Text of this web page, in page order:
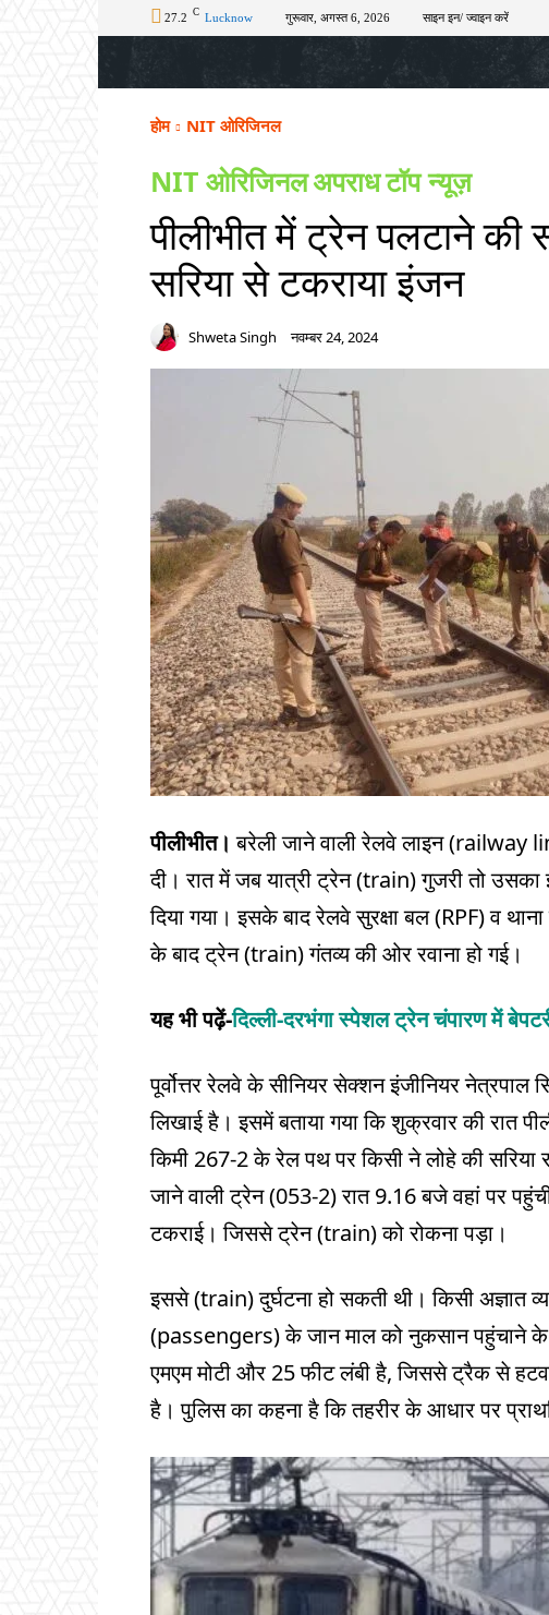
27.2 C Lucknow गुरूवार, अगस्त 6, 2026 साइन इन/ ज्वाइन करें
अपराध चुनाव खेल
होम NIT ओरिजिनल
NIT ओरिजिनलअपराधटॉप न्यूज़
पीलीभीत में ट्रेन पलटाने
सरिया से टकराया इंजन
Shweta Singh नवम्बर 24, 2024
पीलीभीत। बरेली जाने वाली रेलवे लाइन (railway
दी। रात में जब यात्री ट्रेन (train) गुजरी तो
दिया गया। इसके बाद रेलवे सुरक्षा बल (RPF) व
के बाद ट्रेन (train) गंतव्य की ओर रवाना हो गई।
यह भी पढ़ें-दिल्ली-दरभंगा स्पेशल ट्रेन चंपारण में
पूर्वोत्तर रेलवे के सीनियर सेक्शन इंजीनियर नेत्रपाल
लिखाई है। इसमें बताया गया कि शुक्रवार की रात
किमी 267-2 के रेल पथ पर किसी ने लोहे की सरिया
जाने वाली ट्रेन (053-2) रात 9.16 बजे वहां पर
टकराई। जिससे ट्रेन (train) को रोकना पड़ा।
इससे (train) दुर्घटना हो सकती थी। किसी अज्ञात
(passengers) के जान माल को नुकसान पहुंचाने के
एमएम मोटी और 25 फीट लंबी है, जिससे ट्रैक से
है। पुलिस का कहना है कि तहरीर के आधार पर